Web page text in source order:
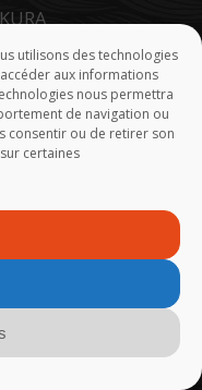
utilisons des technologies
aux informations
nous permettra
de navigation ou
consentir ou de retirer son
certaines
to B